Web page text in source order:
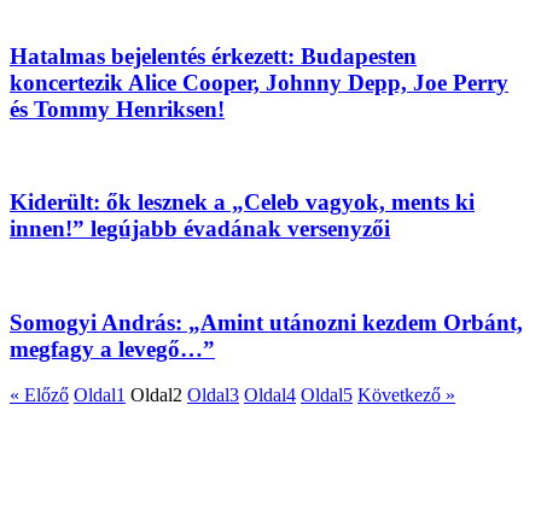
Hatalmas bejelentés érkezett: Budapesten
koncertezik Alice Cooper, Johnny Depp, Joe Perry
és Tommy Henriksen!
Kiderült: ők lesznek a „Celeb vagyok, ments ki
innen!” legújabb évadának versenyzői
Somogyi András: „Amint utánozni kezdem Orbánt,
megfagy a levegő…”
« Előző Oldal1 Oldal2 Oldal3 Oldal4 Oldal5 Következő »